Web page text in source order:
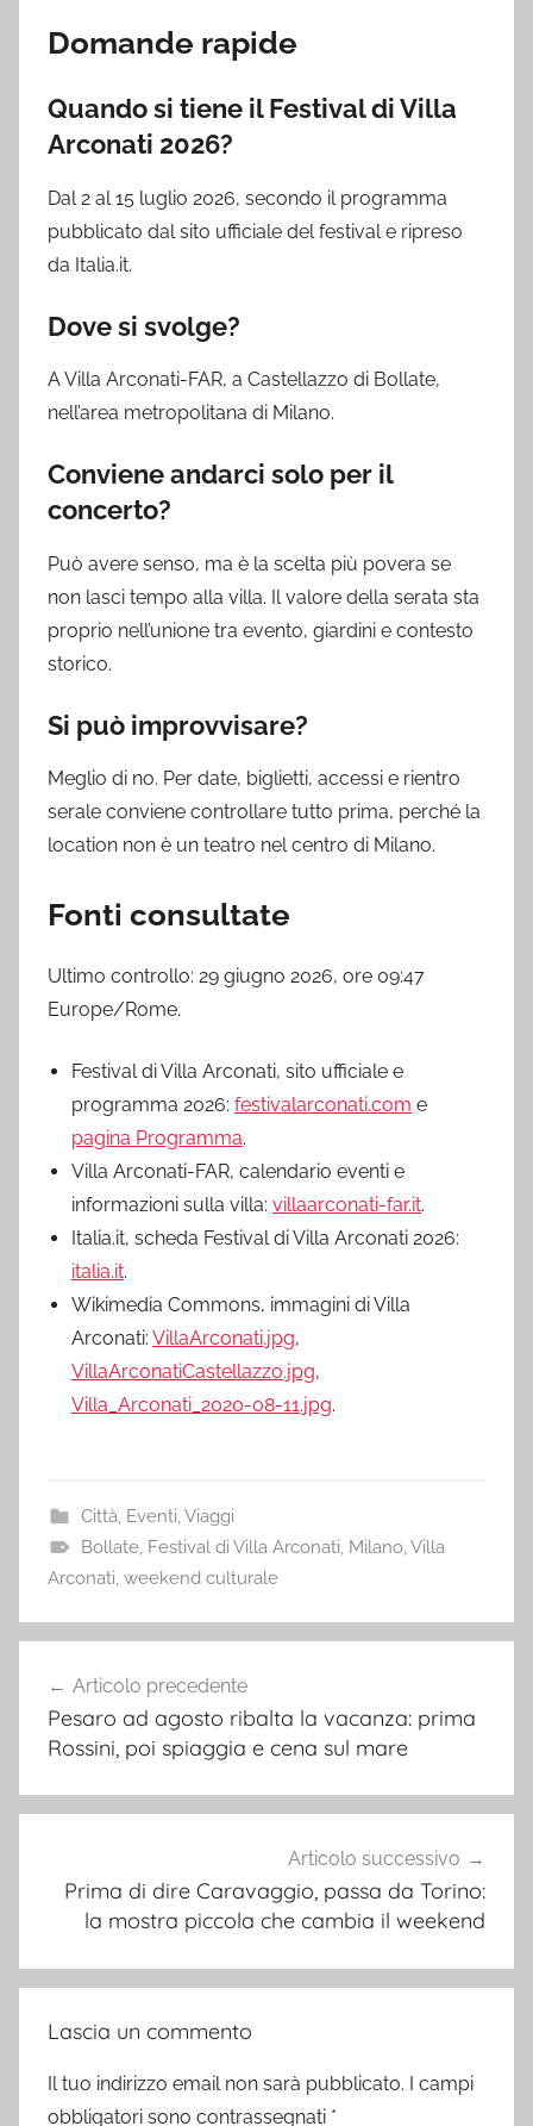
Domande rapide
Quando si tiene il Festival di Villa
Arconati 2026?
Dal 2 al 15 luglio 2026, secondo il programma
pubblicato dal sito ufficiale del festival e ripreso
da Italia.it.
Dove si svolge?
A Villa Arconati-FAR, a Castellazzo di Bollate,
nell’area metropolitana di Milano.
Conviene andarci solo per il
concerto?
Può avere senso, ma è la scelta più povera se
non lasci tempo alla villa. Il valore della serata sta
proprio nell’unione tra evento, giardini e contesto
storico.
Si può improvvisare?
Meglio di no. Per date, biglietti, accessi e rientro
serale conviene controllare tutto prima, perché la
location non è un teatro nel centro di Milano.
Fonti consultate
Ultimo controllo: 29 giugno 2026, ore 09:47
Europe/Rome.
Festival di Villa Arconati, sito ufficiale e
programma 2026: festivalarconati.com e
pagina Programma.
Villa Arconati-FAR, calendario eventi e
informazioni sulla villa: villaarconati-far.it.
Italia.it, scheda Festival di Villa Arconati 2026:
italia.it.
Wikimedia Commons, immagini di Villa
Arconati: VillaArconati.jpg,
VillaArconatiCastellazzo.jpg,
Villa_Arconati_2020-08-11.jpg.
Città, Eventi,Viaggi
Bollate, Festival di Villa Arconati, Milano,Villa
Arconati, weekend culturale
articoli
Articolo precedente
Pesaro ad agosto ribalta la vacanza: prima
Rossini, poi spiaggia e cena sul mare
Articolo successivo
Prima di dire Caravaggio, passa da Torino:
la mostra piccola che cambia il weekend
Lascia un commento
Il tuo indirizzo email non sarà pubblicato. I campi
obbligatori sono contrassegnati *